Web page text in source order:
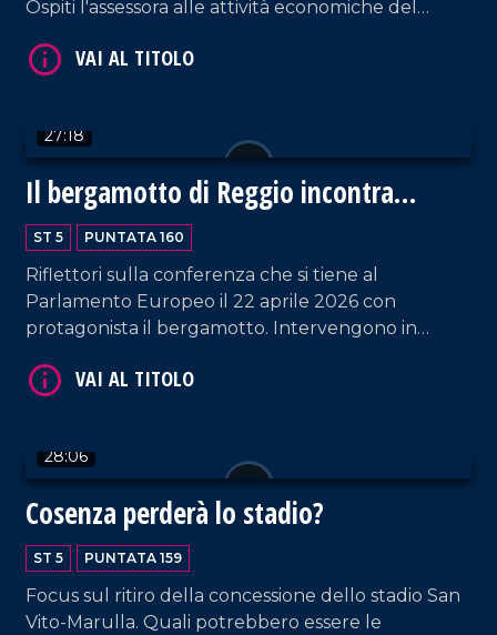
Ospiti l'assessora alle attività economiche del
rappresentante del sindacato balneari e
Giancarlo Formica, referente di Federalberghi per
la provincia di Cosenza. Spazio anche agli
aggiornamenti sulle condizioni della piccola Maria
Luce. Approfondimento in esterna a cura di Nico
De Luca.
27:18
Il bergamotto di Reggio incontra
l'Europa
ST 5 PUNTATA 160
Riflettori sulla conferenza che si tiene al
Parlamento Europeo il 22 aprile 2026 con
protagonista il bergamotto. Intervengono in
Giovanna Russo, garante dei diritti dei detenuti; il
Cannatà. Approfondimento in esterna a cura di
Elisa Barresi.
28:06
Cosenza perderà lo stadio?
ST 5 PUNTATA 159
Focus sul ritiro della concessione dello stadio San
Vito-Marulla. Quali potrebbero essere le
VAI AL TITOLO
VAI AL TITOLO